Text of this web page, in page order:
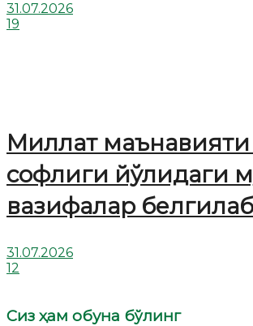
31.07.2026
19
Миллат
софлиги йўлидаги
вазифалар
31.07.2026
12
Сиз ҳам обуна бўлинг